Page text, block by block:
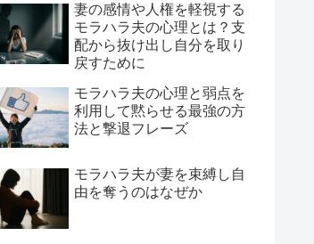
妻の感情や人権を軽視する
モラハラ夫の心理とは？支
配から抜け出し自分を取り
戻すために
モラハラ夫の心理と弱点を
利用して黙らせる最強の方
法と撃退フレーズ
モラハラ夫が妻を束縛し自
由を奪うのはなぜか